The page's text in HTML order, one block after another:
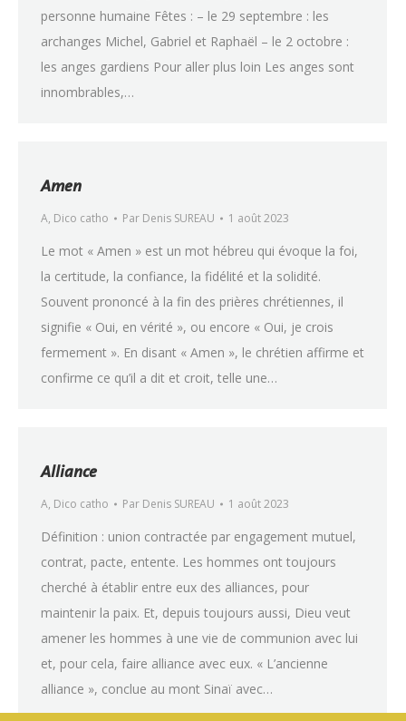
personne humaine Fêtes : – le 29 septembre : les
archanges Michel, Gabriel et Raphaël – le 2 octobre :
les anges gardiens Pour aller plus loin Les anges sont
innombrables,…
Amen
A, Dico catho Par Denis SUREAU 1 août 2023
Le mot « Amen » est un mot hébreu qui évoque la foi,
la certitude, la confiance, la fidélité et la solidité.
Souvent prononcé à la fin des prières chrétiennes, il
signifie « Oui, en vérité », ou encore « Oui, je crois
fermement ». En disant « Amen », le chrétien affirme et
confirme ce qu’il a dit et croit, telle une…
Alliance
A, Dico catho Par Denis SUREAU 1 août 2023
Définition : union contractée par engagement mutuel,
contrat, pacte, entente. Les hommes ont toujours
cherché à établir entre eux des alliances, pour
maintenir la paix. Et, depuis toujours aussi, Dieu veut
amener les hommes à une vie de communion avec lui
et, pour cela, faire alliance avec eux. « L’ancienne
alliance », conclue au mont Sinaï avec…